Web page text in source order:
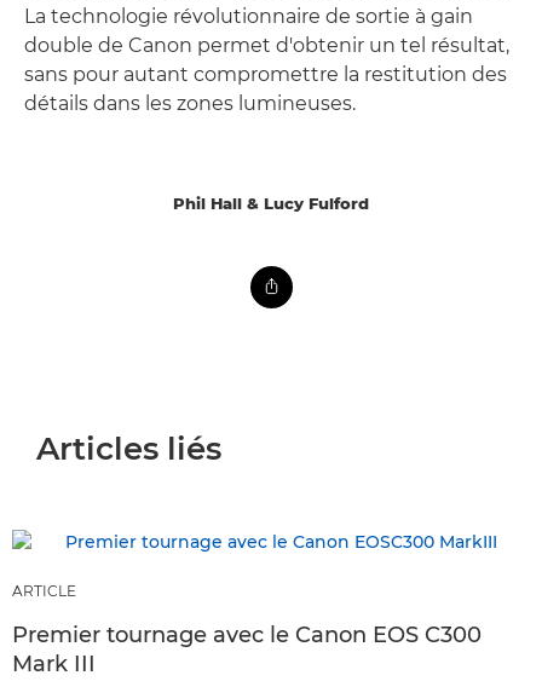
La technologie révolutionnaire de sortie à gain
double de Canon permet d'obtenir un tel résultat,
sans pour autant compromettre la restitution des
détails dans les zones lumineuses.
Phil Hall & Lucy Fulford
Articles liés
ARTICLE
Premier tournage avec le Canon EOS C300
Mark III